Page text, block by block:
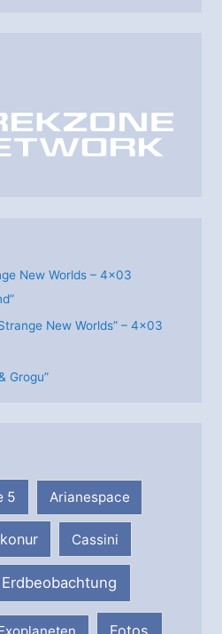
New Worlds – 4×03
New Worlds” – 4×03
Grogu”
5 Arianespace
Cassini
Erdbeobachtung